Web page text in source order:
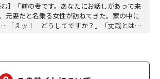
む】「前の妻です。あなたにお話しがあって来
元妻だと名乗る女性が訪ねてきた。家の中に
…「えッ！ どうしてですか？」「丈哉とは嫌
知っているのね。私は子供が欲しくて…